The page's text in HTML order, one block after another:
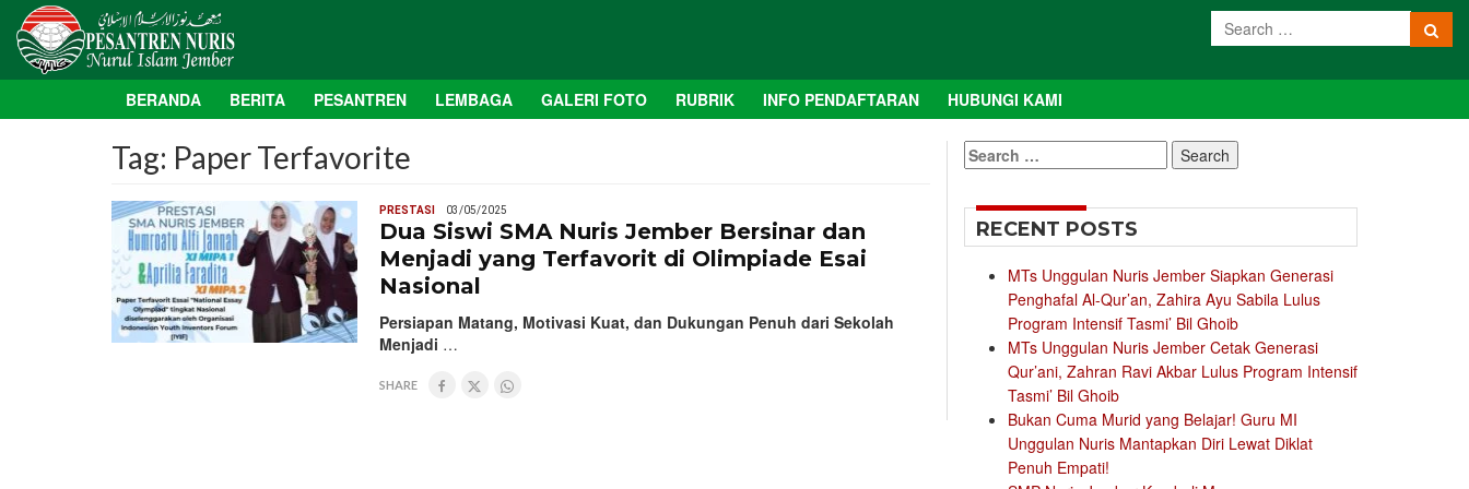
BERANDA BERITA PESANTREN LEMBAGA GALERI FOTO RUBRIK INFO PENDAFTARAN HUBUNGI KAMI
Tag: Paper Terfavorite
PRESTASI 03/05/2025
Dua Siswi SMA Nuris Jember Bersinar dan
Menjadi yang Terfavorit di Olimpiade Esai
Nasional
Persiapan Matang, Motivasi Kuat, dan Dukungan Penuh dari Sekolah
Menjadi …
SHARE
Search
for:
RECENT POSTS
MTs Unggulan Nuris Jember Siapkan Generasi
Penghafal Al-Qur’an, Zahira Ayu Sabila Lulus
Program Intensif Tasmi’ Bil Ghoib
MTs Unggulan Nuris Jember Cetak Generasi
Qur’ani, Zahran Ravi Akbar Lulus Program Intensif
Tasmi’ Bil Ghoib
Bukan Cuma Murid yang Belajar! Guru MI
Unggulan Nuris Mantapkan Diri Lewat Diklat
Penuh Empati!